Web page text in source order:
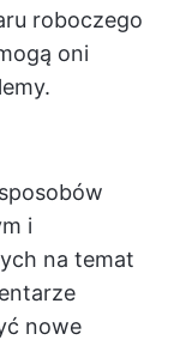
roboczego
oni
i
na temat
nowe